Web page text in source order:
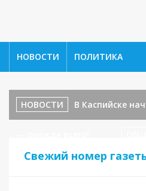
НОВОСТИ ПОЛИТИКА
НОВОСТИ В Каспийске
ул. Ленина, 17 —
Свежий номер